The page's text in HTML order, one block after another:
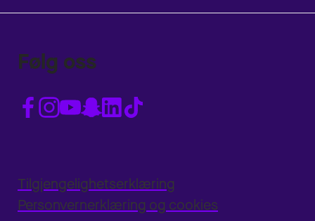
Følg oss
Tilgjengelighetserklæring
Personvernerklæring og cookies